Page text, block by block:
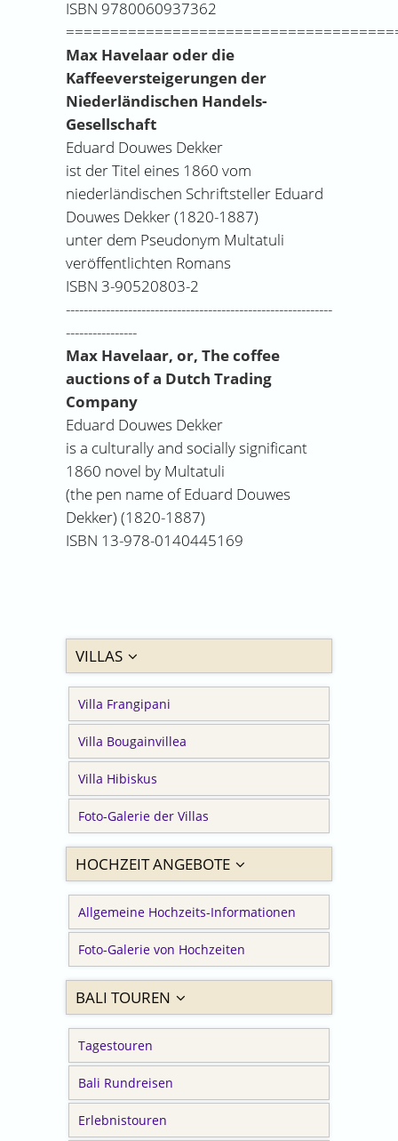
ISBN 9780060937362
Max Havelaar oder die
Kaffeeversteigerungen der
Niederländischen Handels-
Gesellschaft
Eduard Douwes Dekker
ist der Titel eines 1860 vom
niederländischen Schriftsteller Eduard
Douwes Dekker (1820-1887)
unter dem Pseudonym Multatuli
veröffentlichten Romans
ISBN 3-90520803-2
------------------------------------------------------------
----------------
Max Havelaar, or, The coffee
auctions of a Dutch Trading
Company
Eduard Douwes Dekker
is a culturally and socially significant
1860 novel by Multatuli
(the pen name of Eduard Douwes
Dekker) (1820-1887)
ISBN 13-978-0140445169
VILLAS
Villa Frangipani
Villa Bougainvillea
Villa Hibiskus
Foto-Galerie der Villas
HOCHZEIT ANGEBOTE
Allgemeine Hochzeits-Informationen
Foto-Galerie von Hochzeiten
BALI TOUREN
Tagestouren
Bali Rundreisen
Erlebnistouren